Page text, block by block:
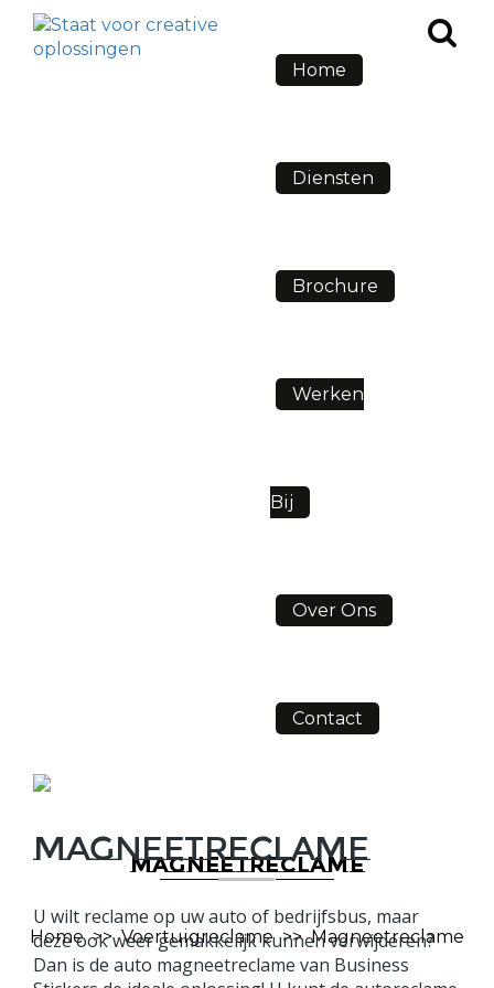
Home
Diensten
Brochure
Werken
Bij
Over Ons
Contact
MAGNEETRECLAME
Home >> Voertuigreclame >> Magneetreclame
Magneetreclame
U wilt reclame op uw auto of bedrijfsbus, maar
deze ook weer gemakkelijk kunnen verwijderen?
Dan is de auto magneetreclame van Business